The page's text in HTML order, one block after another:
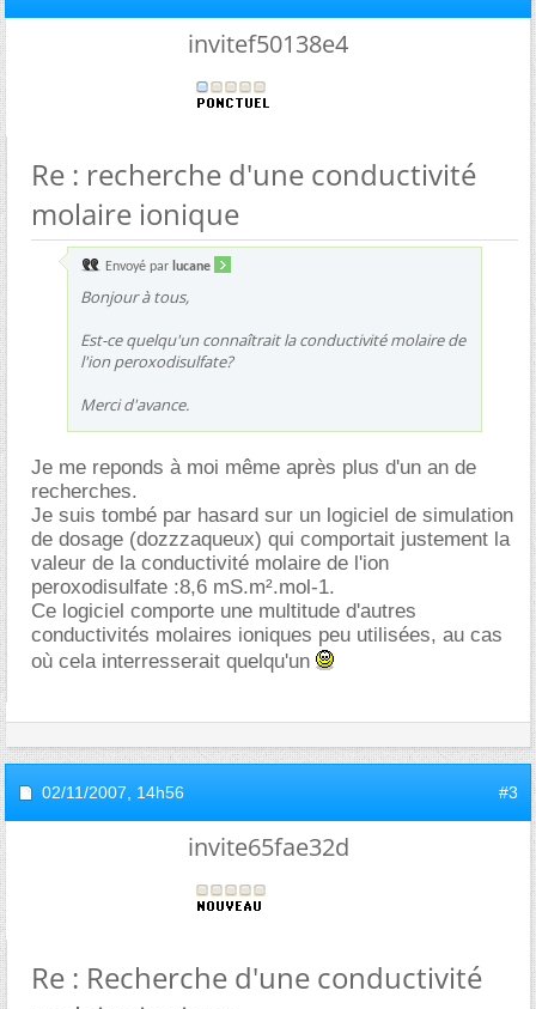
invitef50138e4
Re : recherche d'une conductivité
molaire ionique
Envoyé par lucane
Bonjour à tous,
Est-ce quelqu'un connaîtrait la conductivité molaire de
l'ion peroxodisulfate?
Merci d'avance.
Je me reponds à moi même après plus d'un an de
recherches.
Je suis tombé par hasard sur un logiciel de simulation
de dosage (dozzzaqueux) qui comportait justement la
valeur de la conductivité molaire de l'ion
peroxodisulfate :8,6 mS.m².mol-1.
Ce logiciel comporte une multitude d'autres
conductivités molaires ioniques peu utilisées, au cas
où cela interresserait quelqu'un
02/11/2007, 14h56 #3
invite65fae32d
Re : Recherche d'une conductivité